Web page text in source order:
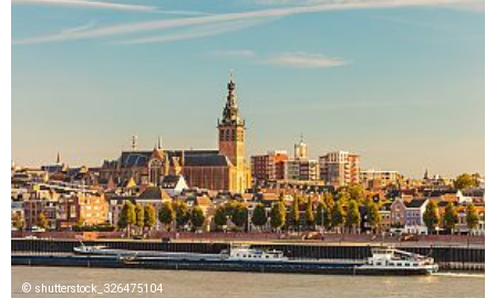
shutterstock_326475104